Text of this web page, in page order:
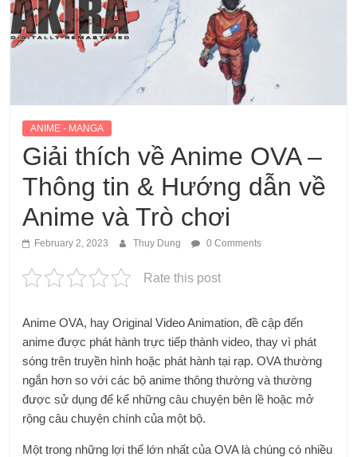
ANIME - MANGA
Giải thích về Anime OVA –
Thông tin & Hướng dẫn về
Anime và Trò chơi
February 2, 2023 Thuy Dung 0 Comments
Rate this post
Anime OVA, hay Original Video Animation, đề cập đến
anime được phát hành trực tiếp thành video, thay vì phát
sóng trên truyền hình hoặc phát hành tại rạp. OVA thường
ngắn hơn so với các bộ anime thông thường và thường
được sử dụng để kể những câu chuyện bên lề hoặc mở
rộng câu chuyện chính của một bộ.
Một trong những lợi thế lớn nhất của OVA là chúng có nhiều